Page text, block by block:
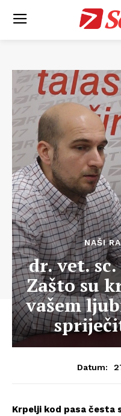
NAŠI
dr. vet.
Zašto su
vašem
Datum:
Krpelji kod pasa česta